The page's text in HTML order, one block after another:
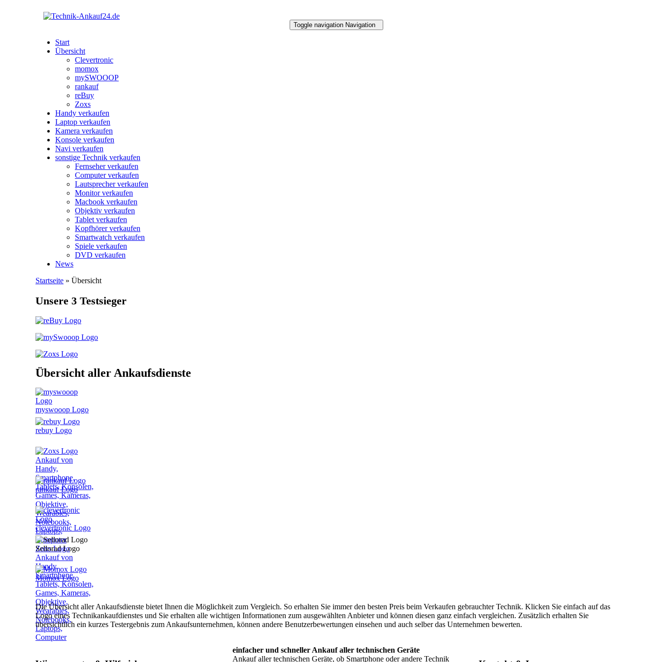
Toggle navigation Navigation
Start
Übersicht
Clevertronic
momox
mySWOOOP
rankauf
reBuy
Zoxs
Handy verkaufen
Laptop verkaufen
Kamera verkaufen
Konsole verkaufen
Navi verkaufen
sonstige Technik verkaufen
Fernseher verkaufen
Computer verkaufen
Lautsprecher verkaufen
Monitor verkaufen
Macbook verkaufen
Objektiv verkaufen
Tablet verkaufen
Kopfhörer verkaufen
Smartwatch verkaufen
Spiele verkaufen
DVD verkaufen
News
Startseite » Übersicht
Unsere 3 Testsieger
Übersicht aller Ankaufsdienste
myswooop Logo
rebuy Logo
Zoxs Logo
Ankauf von
Handy,
Smartphone,
Tablets, Konsolen,
Games, Kameras,
Objektive,
Wearables,
Notebooks,
Laptops,
Computer
rankauf Logo
clevertronic Logo
Sellorad Logo
Momox Logo
Die Übersicht aller Ankaufsdienste bietet Ihnen die Möglichkeit zum Vergleich. So erhalten Sie immer den besten Preis beim Verkaufen gebrauchter Technik. Klicken Sie einfach auf das
Logo eines Technikankaufdienstes und Sie erhalten alle wichtigen Informationen zum ausgewählten Anbieter und können diesen ganz einfach vergleichen. Zusätzlich erhalten Sie
übersichtlich ein kurzes Testergebnis zum Ankaufsunternehmen, können andere Benutzerbewertungen einsehen und auch selber das Unternehmen bewerten.
einfacher und schneller Ankauf aller technischen Geräte
Ankauf aller technischen Geräte, ob Smartphone oder andere Technik